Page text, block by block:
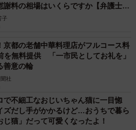
料の相場はいくらですか【弁護士が
子
京都の老舗中華料理店がフルコース料
を無料提供 「一市民としてお礼を」
善意の輪
社
で不細工なおじいちゃん猫に一目惚
だし手がかかるけど…おうちで暮ら
じ猫」だって可愛くなったよ！